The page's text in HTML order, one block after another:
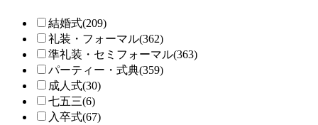
結婚式(209)
礼装・フォーマル(362)
準礼装・セミフォーマル(363)
パーティー・式典(359)
成人式(30)
七五三(6)
入卒式(67)